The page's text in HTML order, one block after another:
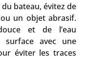
bateau, évitez de
un objet abrasif.
et de l’eau
surface avec une
éviter les traces